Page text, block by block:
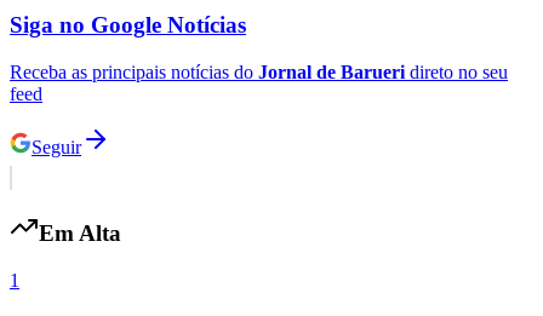
Siga no Google Notícias
Receba as principais notícias do Jornal de Barueri direto no seu
feed
Seguir
Em Alta
1